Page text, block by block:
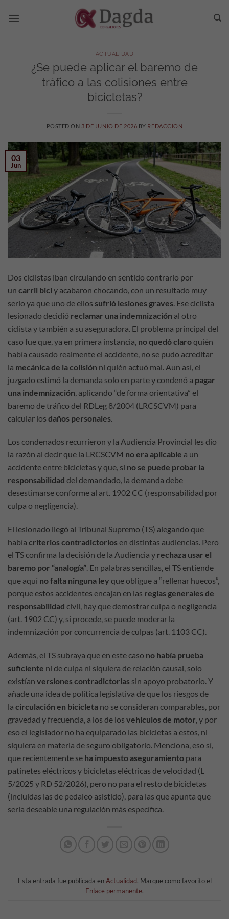
ACTUALIDAD
¿Se puede aplicar el baremo de
tráfico a las colisiones entre
bicicletas?
POSTED ON 3 DE JUNIO DE 2026 BY REDACCION
03
Jun
Dos ciclistas iban circulando en sentido contrario por
un carril bici y acabaron chocando, con un resultado muy
serio ya que uno de ellos sufrió lesiones graves . Ese ciclista
lesionado decidió reclamar una indemnización al otro
ciclista y también a su aseguradora. El problema principal del
caso fue que, ya en primera instancia, no quedó claroquién
había causado realmente el accidente, no se pudo acreditar
la mecánica de la colisión ni quién actuó mal. Aun así, el
juzgado estimó la demanda solo en parte y condenó a pagar
una indemnización , aplicando “de forma orientativa” el
baremo de tráfico del RDLeg 8/2004 (LRCSCVM) para
calcular los daños personales
Los condenados recurrieron y la Audiencia Provincial les dio
la razón al decir que la LRCSCVM no era aplicable a un
accidente entre bicicletas y que, si no se puede probar la
responsabilidad del demandado, la demanda debe
desestimarse conforme al art. 1902 CC (responsabilidad por
culpa o negligencia).
El lesionado llegó al Tribunal Supremo (TS) alegando que
había criterios contradictoriosen distintas audiencias. Pero
el TS confirma la decisión de la Audiencia y rechaza usar el
baremo por “analogía”. En palabras sencillas, el TS entiende
que aquí no falta ninguna ley que obligue a “rellenar huecos”,
porque estos accidentes encajan en las reglas generales de
responsabilidad civil, hay que demostrar culpa o negligencia
(art. 1902 CC) y, si procede, se puede moderar la
indemnización por concurrencia de culpas (art. 1103 CC).
Además, el TS subraya que en este caso no había prueba
suficiente ni de culpa ni siquiera de relación causal, solo
existían versiones contradictorias sin apoyo probatorio. Y
añade una idea de política legislativa de que los riesgos de
la circulación en bicicleta no se consideran comparables, por
gravedad y frecuencia, a los de los vehículos de motor, y por
eso el legislador no ha equiparado las bicicletas a estos, ni
siquiera en materia de seguro obligatorio. Menciona, eso sí,
que recientemente se ha impuesto aseguramiento para
patinetes eléctricos y bicicletas eléctricas de velocidad (L
5/2025 y RD 52/2026), pero no para el resto de bicicletas
(incluidas las de pedaleo asistido), para las que apunta que
sería deseable una regulación más específica.
Esta entrada fue publicada enActualidad. Marque como favorito el
Enlace permanente.